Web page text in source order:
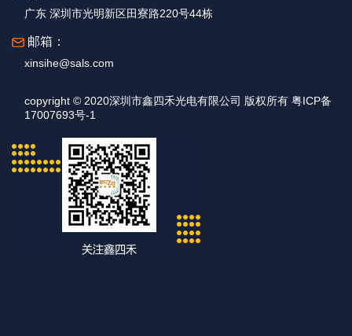
广东 深圳市光明新区田寮路220号44栋
邮箱：
xinsihe@sals.com
copyright © 2020深圳市鑫四禾光电有限公司 版权所有 粤ICP备
17007693号-1